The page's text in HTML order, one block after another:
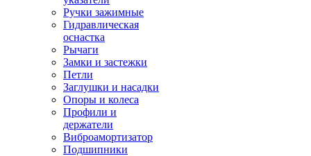
Ручки зажимные
Гидравлическая
оснастка
Рычаги
Замки и застежки
Петли
Заглушки и насадки
Опоры и колеса
Профили и
держатели
Виброамортизатор
Подшипники